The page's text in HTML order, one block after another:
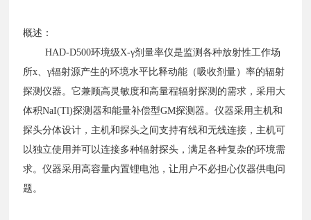
概述：
HAD-D500环境级X-γ剂量率仪是监测各种放射性工作场
所х、γ辐射源产生的环境水平比释动能（吸收剂量）率的辐射
探测仪器。它兼顾高灵敏度和高量程辐射探测的需求，采用大
体积NaI(Tl)探测器和能量补偿型GM探测器。仪器采用主机和
探头分体设计，主机和探头之间支持有线和无线连接，主机可
以独立使用并可以连接多种辐射探头，满足各种复杂的环境需
求。仪器采用高容量内置锂电池，让用户不必担心仪器供电问
题。